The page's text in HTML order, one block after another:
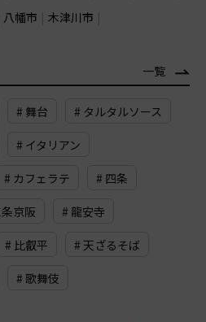
八幡市 木津川市
一覧
# 舞台 # タルタルソース
# イタリアン
# カフェラテ # 四条
京阪 # 龍安寺
# 比叡平 # 天ざるそば
# 歌舞伎